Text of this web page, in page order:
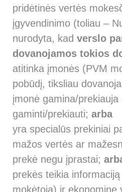
pridėtinės vertės
įgyvendinimo (toliau –
nurodyta, kad verslo
dovanojamos tokios
atitinka įmonės (PVM
pobūdį, tiksliau
įmonė gamina/
gaminti/prekiauti; arba
yra specialūs prekiniai
mažos vertės ar
prekė negu įprastai;
prekės teikia
mokėtoją) ir ekonominę